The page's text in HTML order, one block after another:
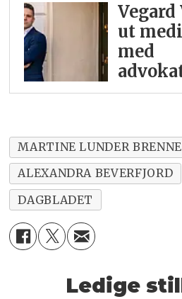
ut
med
MARTINE LUNDER BRENNE
ALEXANDRA BEVERFJORD
DAGBLADET
Ledige